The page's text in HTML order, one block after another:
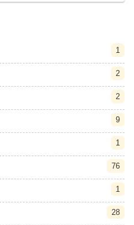
1
2
2
9
1
76
1
28